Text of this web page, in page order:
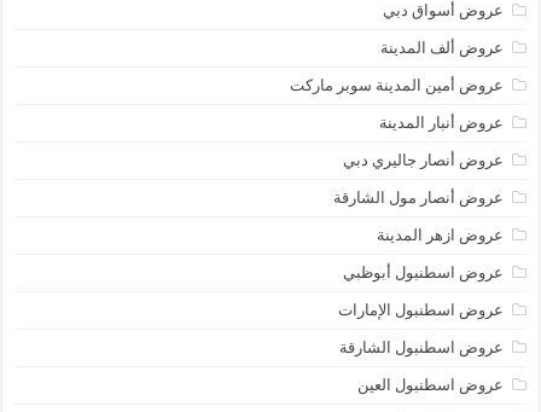
عروض أسواق دبي
عروض ألف المدينة
عروض أمين المدينة سوبر ماركت
عروض أنبار المدينة
عروض أنصار جاليري دبي
عروض أنصار مول الشارقة
عروض ازهر المدينة
عروض اسطنبول أبوظبي
عروض اسطنبول الإمارات
عروض اسطنبول الشارقة
عروض اسطنبول العين